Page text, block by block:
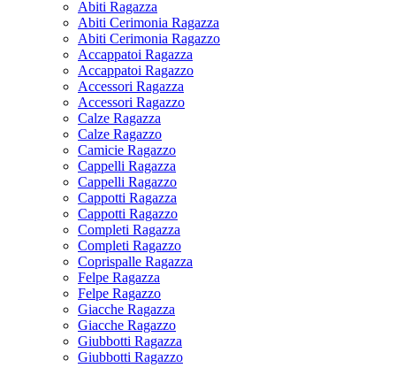
Abiti Ragazza
Abiti Cerimonia Ragazza
Abiti Cerimonia Ragazzo
Accappatoi Ragazza
Accappatoi Ragazzo
Accessori Ragazza
Accessori Ragazzo
Calze Ragazza
Calze Ragazzo
Camicie Ragazzo
Cappelli Ragazza
Cappelli Ragazzo
Cappotti Ragazza
Cappotti Ragazzo
Completi Ragazza
Completi Ragazzo
Coprispalle Ragazza
Felpe Ragazza
Felpe Ragazzo
Giacche Ragazza
Giacche Ragazzo
Giubbotti Ragazza
Giubbotti Ragazzo